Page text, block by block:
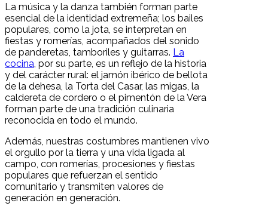
La música y la danza también forman parte
esencial de la identidad extremeña; los bailes
populares, como la jota, se interpretan en
fiestas y romerías, acompañados del sonido
de panderetas, tamboriles y guitarras. La
cocina , por su parte, es un reflejo de la historia
y del carácter rural: el jamón ibérico de bellota
de la dehesa, la Torta del Casar, las migas, la
caldereta de cordero o el pimentón de la Vera
forman parte de una tradición culinaria
reconocida en todo el mundo.
Además, nuestras costumbres mantienen vivo
el orgullo por la tierra y una vida ligada al
campo, con romerías, procesiones y fiestas
populares que refuerzan el sentido
comunitario y transmiten valores de
generación en generación.